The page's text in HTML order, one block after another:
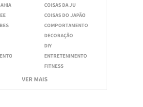
COISAS DA JU
COISAS DO JAPÃO
COMPORTAMENTO
DECORAÇÃO
DIY
ENTRETENIMENTO
FITNESS
VER MAIS